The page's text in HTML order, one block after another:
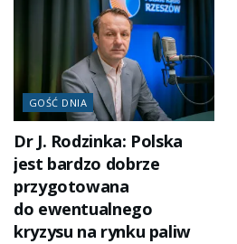
GOŚĆ DNIA
Dr J. Rodzinka: Polska
jest bardzo dobrze
przygotowana
do ewentualnego
kryzysu na rynku paliw